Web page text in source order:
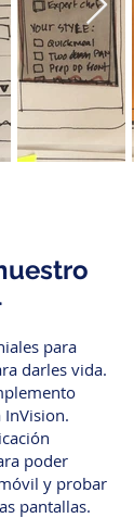
para
darles vida.
poder
y probar
pantallas.